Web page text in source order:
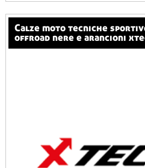
calze moto tecniche sportive invernali compression
offroad nere e arancioni